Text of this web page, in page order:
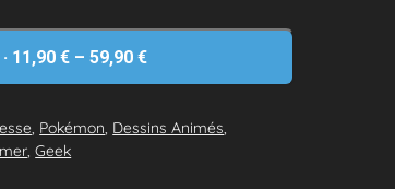
· 11,90€ –59,90€
, Pokémon, Dessins Animés,
,Geek